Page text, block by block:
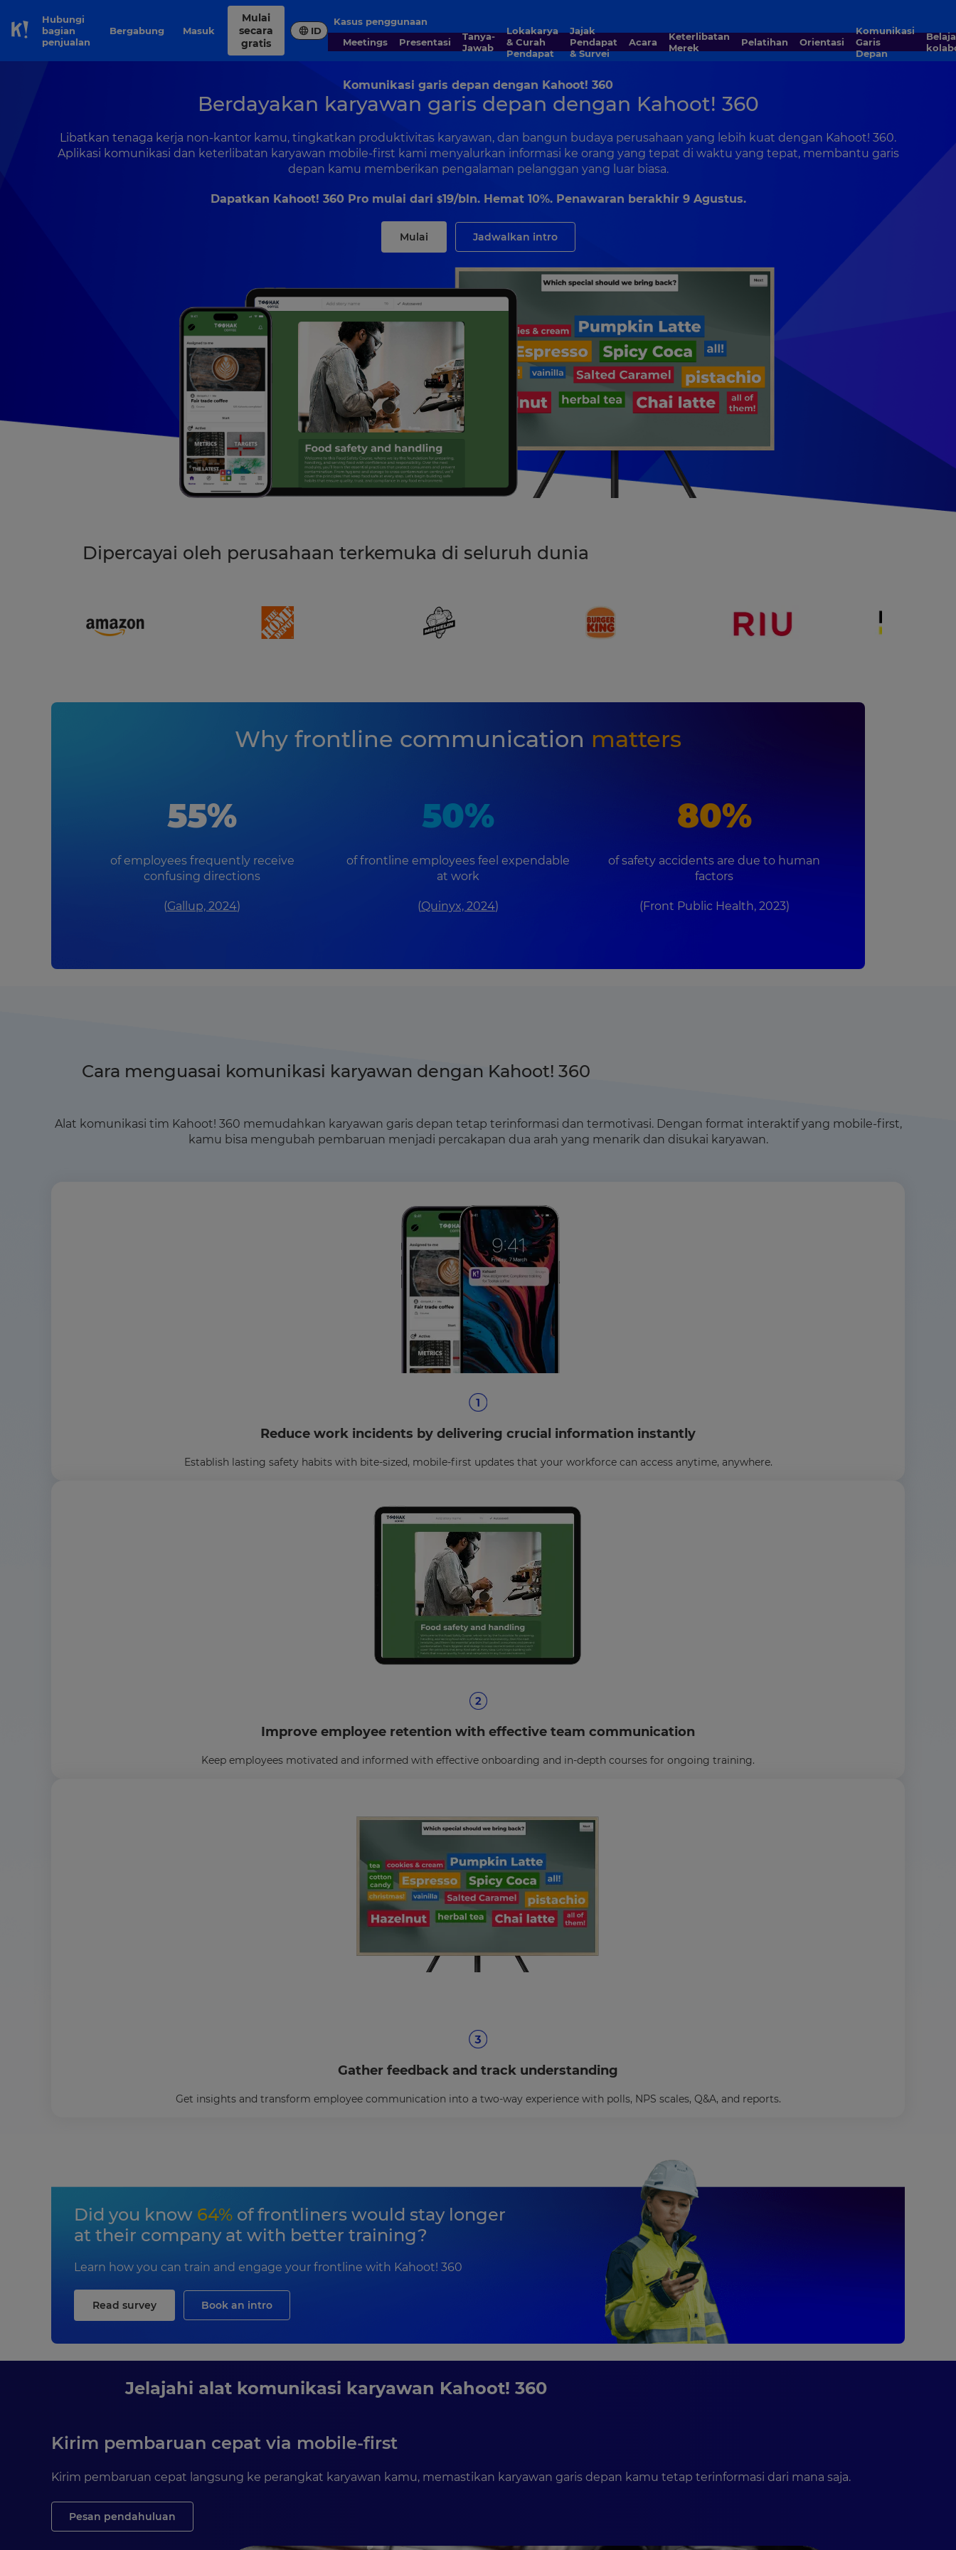
Skip to Page content
Hubungi
bagian
penjualan
Bergabung Masuk
Mulai
secara
gratis
ID
Kasus penggunaan
Meetings
Presentasi
Tanya-
Jawab
Lokakarya
& Curah
Pendapat
Jajak
Pendapat
& Survei
Acara
Keterlibatan
Merek
Pelatihan Orientasi
Komunikasi
Garis
Depan
Belajar
Komunikasi garis depan dengan Kahoot! 360
Berdayakan karyawan garis depan dengan Kahoot! 360
Libatkan tenaga kerja non-kantor kamu, tingkatkan produktivitas karyawan, dan bangun budaya perusahaan yang lebih kuat dengan Kahoot! 360.
Aplikasi komunikasi dan keterlibatan karyawan mobile-first kami menyalurkan informasi ke orang yang tepat di waktu yang tepat, membantu garis
depan kamu memberikan pengalaman pelanggan yang luar biasa.
Dapatkan Kahoot! 360 Pro mulai dari $19/bln. Hemat 10%. Penawaran berakhir 9 Agustus.
Mulai Jadwalkan intro
Dipercayai oleh perusahaan terkemuka di seluruh dunia
Why frontline communication matters
55%
of employees frequently receive
confusing directions
(Gallup, 2024)
50%
of frontline employees feel expendable
at work
(Quinyx, 2024)
80%
of safety accidents are due to human
factors
(Front Public Health, 2023)
Cara menguasai komunikasi karyawan dengan Kahoot! 360
Alat komunikasi tim Kahoot! 360 memudahkan karyawan garis depan tetap terinformasi dan termotivasi. Dengan format interaktif yang mobile-first,
kamu bisa mengubah pembaruan menjadi percakapan dua arah yang menarik dan disukai karyawan.
Reduce work incidents by delivering crucial information instantly
Establish lasting safety habits with bite-sized, mobile-first updates that your workforce can access anytime, anywhere.
Improve employee retention with effective team communication
Keep employees motivated and informed with effective onboarding and in-depth courses for ongoing training.
Gather feedback and track understanding
Get insights and transform employee communication into a two-way experience with polls, NPS scales, Q&A, and reports.
Did you know 64% of frontliners would stay longer
at their company at with better training?
Learn how you can train and engage your frontline with Kahoot! 360
Read survey Book an intro
Jelajahi alat komunikasi karyawan Kahoot! 360
Kirim pembaruan cepat via mobile-first
Kirim pembaruan cepat langsung ke perangkat karyawan kamu, memastikan karyawan garis depan kamu tetap terinformasi dari mana saja.
Pesan pendahuluan